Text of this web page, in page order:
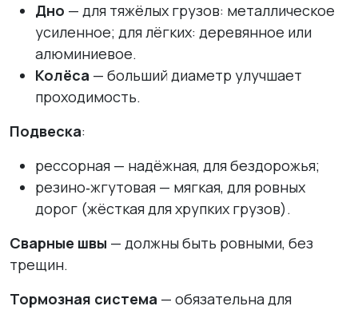
Дно — для тяжёлых грузов: металлическое
усиленное; для лёгких: деревянное или
алюминиевое.
Колёса — больший диаметр улучшает
проходимость.
Подвеска:
рессорная — надёжная, для бездорожья;
резино‑жгутовая — мягкая, для ровных
дорог (жёсткая для хрупких грузов).
Сварные швы — должны быть ровными, без
трещин.
Тормозная система — обязательна для